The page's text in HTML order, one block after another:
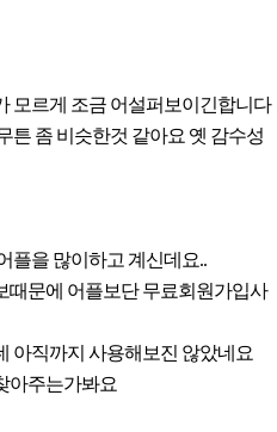
모르게 조금 어설퍼보이긴합니다
튼 좀 비슷한것 같아요 옛 감수성
플을 많이하고 계신데요..
때문에 어플보단 무료회원가입사
아직까지 사용해보진 않았네요
아주는가봐요